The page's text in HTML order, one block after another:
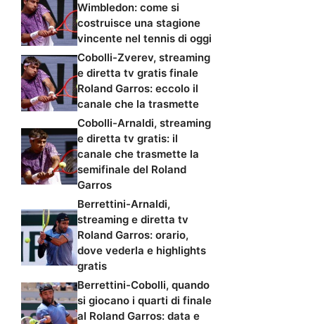
Wimbledon: come si
costruisce una stagione
vincente nel tennis di oggi
Cobolli-Zverev, streaming
e diretta tv gratis finale
Roland Garros: eccolo il
canale che la trasmette
Cobolli-Arnaldi, streaming
e diretta tv gratis: il
canale che trasmette la
semifinale del Roland
Garros
Berrettini-Arnaldi,
streaming e diretta tv
Roland Garros: orario,
dove vederla e highlights
gratis
Berrettini-Cobolli, quando
si giocano i quarti di finale
al Roland Garros: data e